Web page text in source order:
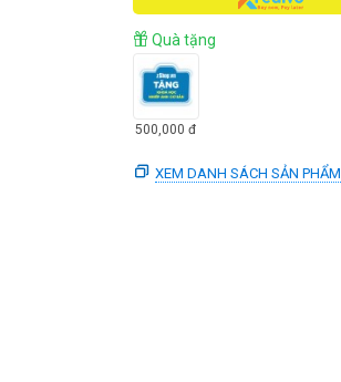
Quà tặng
500,000 đ
XEM DANH SÁCH SẢN PHẨM